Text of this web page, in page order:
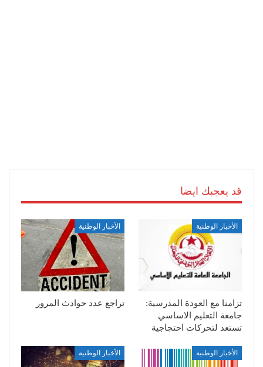
قد يعجبك ايضا
الأخبار الوطنية
تزامنا مع العودة المدرسية:
جامعة التعليم الاساسي
تستعد لتحركات احتجاجية
الأخبار الوطنية
تراجع عدد حوادث المرور
الأخبار الوطنية الأخبار الوطنية